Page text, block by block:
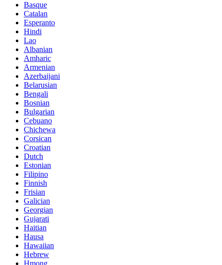
Basque
Catalan
Esperanto
Hindi
Lao
Albanian
Amharic
Armenian
Azerbaijani
Belarusian
Bengali
Bosnian
Bulgarian
Cebuano
Chichewa
Corsican
Croatian
Dutch
Estonian
Filipino
Finnish
Frisian
Galician
Georgian
Gujarati
Haitian
Hausa
Hawaiian
Hebrew